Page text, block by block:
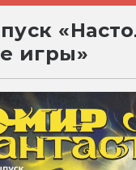
игры»